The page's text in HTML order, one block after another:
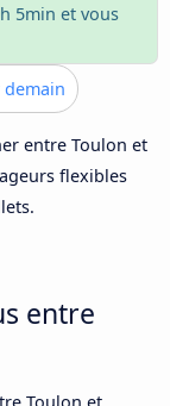
5min et vous
entre Toulon et
flexibles
entre